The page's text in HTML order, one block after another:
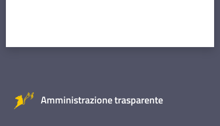
Amministrazione trasparente